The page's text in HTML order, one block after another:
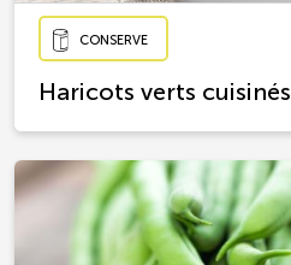
CONSERVE
Haricots verts cuisinés